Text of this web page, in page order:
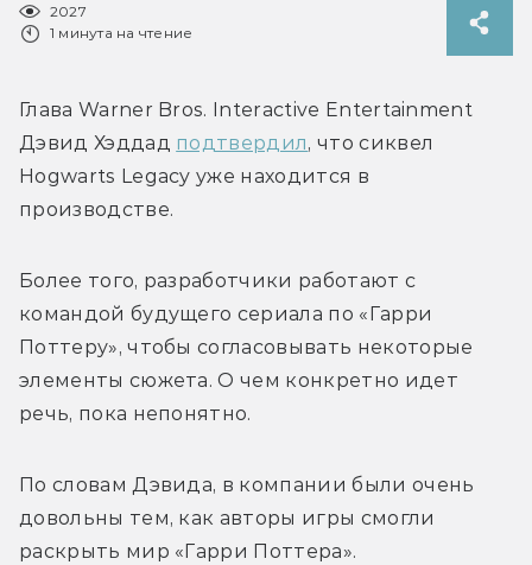
2027
1 минута на чтение
Глава Warner Bros. Interactive Entertainment
Дэвид Хэддад подтвердил
Hogwarts Legacy уже находится в
производстве.
Более того, разработчики работают с
командой будущего сериала по «Гарри
Поттеру», чтобы согласовывать некоторые
элементы сюжета. О чем конкретно идет
речь, пока непонятно.
По словам Дэвида, в компании были очень
довольны тем, как авторы игры смогли
раскрыть мир «Гарри Поттера».